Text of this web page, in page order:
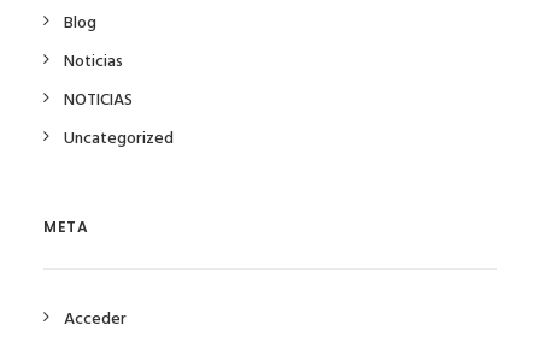
Blog
Noticias
NOTICIAS
Uncategorized
META
Acceder